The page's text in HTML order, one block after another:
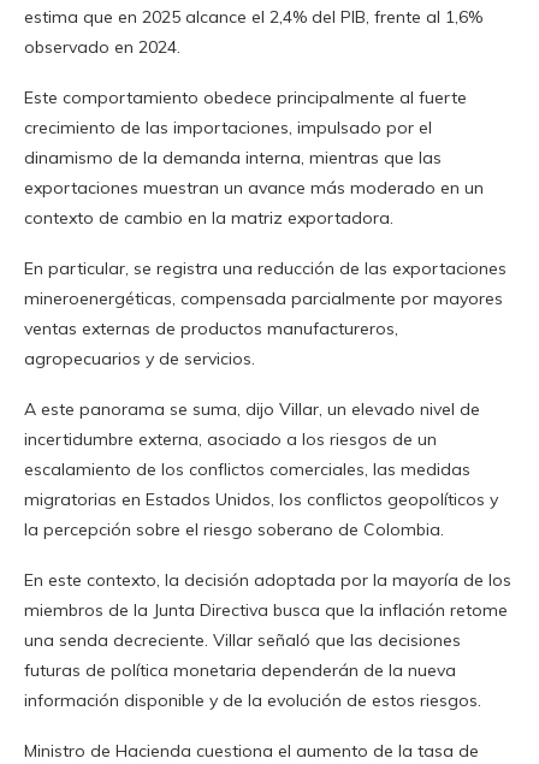
estima que en 2025 alcance el 2,4% del PIB, frente al 1,6%
observado en 2024.
Este comportamiento obedece principalmente al fuerte
crecimiento de las importaciones, impulsado por el
dinamismo de la demanda interna, mientras que las
exportaciones muestran un avance más moderado en un
contexto de cambio en la matriz exportadora.
En particular, se registra una reducción de las exportaciones
mineroenergéticas, compensada parcialmente por mayores
ventas externas de productos manufactureros,
agropecuarios y de servicios.
A este panorama se suma, dijo Villar, un elevado nivel de
incertidumbre externa, asociado a los riesgos de un
escalamiento de los conflictos comerciales, las medidas
migratorias en Estados Unidos, los conflictos geopolíticos y
la percepción sobre el riesgo soberano de Colombia.
En este contexto, la decisión adoptada por la mayoría de los
miembros de la Junta Directiva busca que la inflación retome
una senda decreciente. Villar señaló que las decisiones
futuras de política monetaria dependerán de la nueva
información disponible y de la evolución de estos riesgos.
Ministro de Hacienda cuestiona el aumento de la tasa de